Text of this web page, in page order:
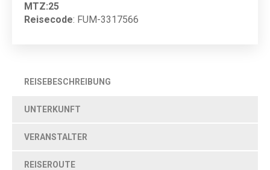
MTZ:25
Reisecode: FUM-3317566
REISEBESCHREIBUNG
UNTERKUNFT
VERANSTALTER
REISEROUTE